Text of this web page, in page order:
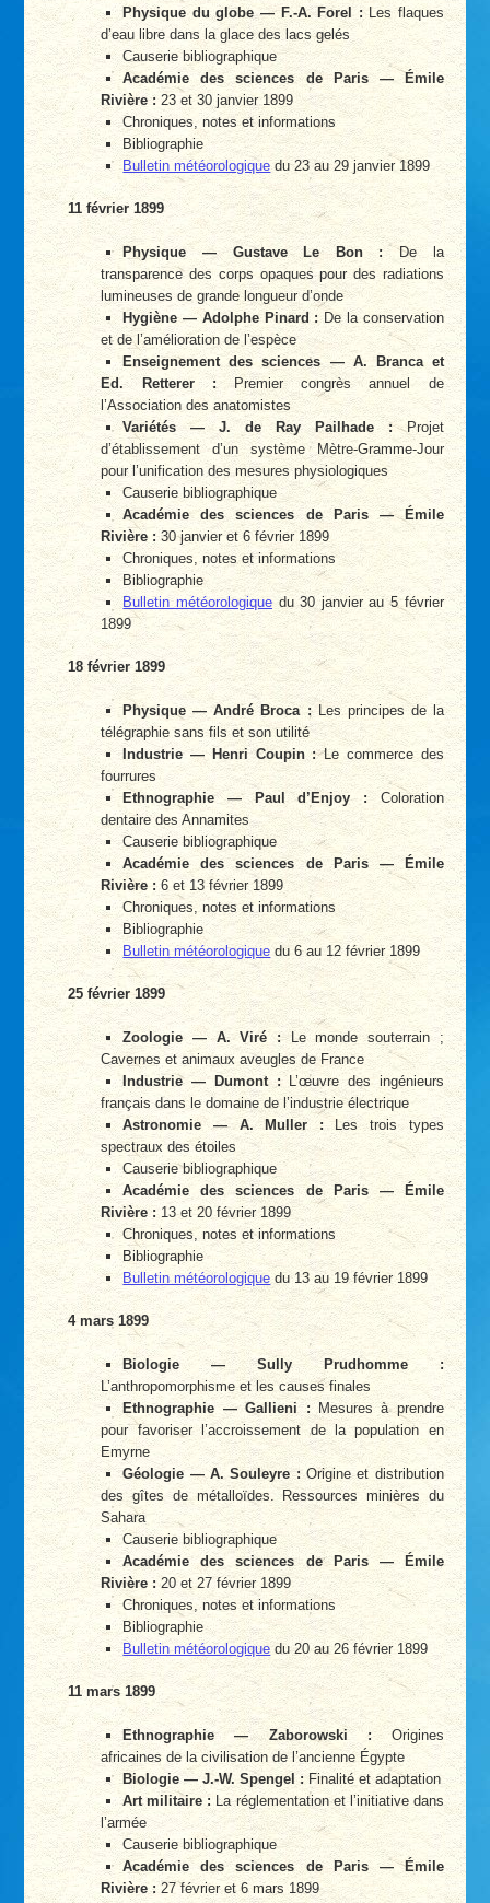
Physique du globe — F.-A. Forel :Les flaques
d’eau libre dans la glace des lacs gelés
Causerie bibliographique
Académie des sciences de Paris — Émile
Rivière : 23 et 30 janvier 1899
Chroniques, notes et informations
Bibliographie
Bulletin météorologiquedu 23 au 29 janvier 1899
11 février 1899
Physique — Gustave Le Bon : De la
transparence des corps opaques pour des radiations
lumineuses de grande longueur d’onde
Hygiène — Adolphe Pinard : De la conservation
et de l’amélioration de l’espèce
Enseignement des sciences — A. Branca et
Ed. Retterer : Premier congrès annuel de
l’Association des anatomistes
Variétés — J. de Ray Pailhade :Projet
d’établissement d’un système Mètre-Gramme-Jour
pour l’unification des mesures physiologiques
Causerie bibliographique
Académie des sciences de Paris — Émile
Rivière : 30 janvier et 6 février 1899
Chroniques, notes et informations
Bibliographie
Bulletin météorologique du 30 janvier au 5 février
1899
18 février 1899
Physique — André Broca :Les principes de la
télégraphie sans fils et son utilité
Industrie — Henri Coupin :Le commerce des
fourrures
Ethnographie — Paul d’Enjoy :Coloration
dentaire des Annamites
Causerie bibliographique
Académie des sciences de Paris — Émile
Rivière :6 et 13 février 1899
Chroniques, notes et informations
Bibliographie
Bulletin météorologique du 6 au 12 février 1899
25 février 1899
Zoologie — A. Viré :Le monde souterrain ;
Cavernes et animaux aveugles de France
Industrie — Dumont :L’œuvre des ingénieurs
français dans le domaine de l’industrie électrique
Astronomie — A. Muller :Les trois types
spectraux des étoiles
Causerie bibliographique
Académie des sciences de Paris — Émile
Rivière :13 et 20 février 1899
Chroniques, notes et informations
Bibliographie
Bulletin météorologiquedu 13 au 19 février 1899
4 mars 1899
Biologie — Sully Prudhomme :
L’anthropomorphisme et les causes finales
Ethnographie — Gallieni :Mesures à prendre
pour favoriser l’accroissement de la population en
Emyrne
Géologie — A. Souleyre :Origine et distribution
des gîtes de métalloïdes. Ressources minières du
Sahara
Causerie bibliographique
Académie des sciences de Paris — Émile
Rivière : 20 et 27 février 1899
Chroniques, notes et informations
Bibliographie
Bulletin météorologiquedu 20 au 26 février 1899
11 mars 1899
Ethnographie — Zaborowski :Origines
africaines de la civilisation de l’ancienne Égypte
Biologie — J.-W. Spengel : Finalité et adaptation
Art militaire : La réglementation et l’initiative dans
l’armée
Causerie bibliographique
Académie des sciences de Paris — Émile
Rivière : 27 février et 6 mars 1899